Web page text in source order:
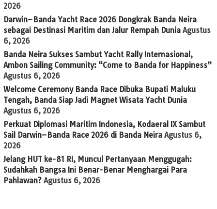
2026
Darwin–Banda Yacht Race 2026 Dongkrak Banda Neira
sebagai Destinasi Maritim dan Jalur Rempah Dunia Agustus
6, 2026
Banda Neira Sukses Sambut Yacht Rally Internasional,
Ambon Sailing Community: “Come to Banda for Happiness”
Agustus 6, 2026
Welcome Ceremony Banda Race Dibuka Bupati Maluku
Tengah, Banda Siap Jadi Magnet Wisata Yacht Dunia
Agustus 6, 2026
Perkuat Diplomasi Maritim Indonesia, Kodaeral IX Sambut
Sail Darwin–Banda Race 2026 di Banda Neira Agustus 6,
2026
Jelang HUT ke-81 RI, Muncul Pertanyaan Menggugah:
Sudahkah Bangsa Ini Benar-Benar Menghargai Para
Pahlawan? Agustus 6, 2026